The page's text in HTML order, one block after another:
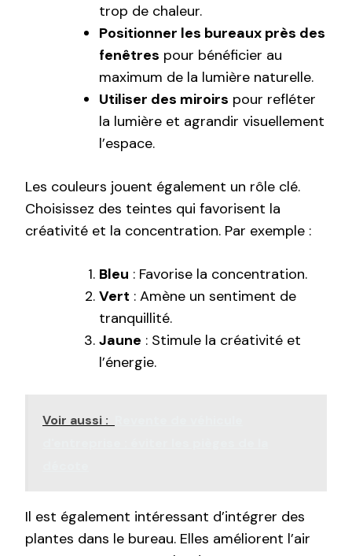
trop de chaleur.
Positionner les bureaux près des
fenêtres pour bénéficier au
maximum de la lumière naturelle.
Utiliser des miroirs pour refléter
la lumière et agrandir visuellement
l’espace.
Les couleurs jouent également un rôle clé.
Choisissez des teintes qui favorisent la
créativité et la concentration. Par exemple :
Bleu : Favorise la concentration.
Vert : Amène un sentiment de
tranquillité.
Jaune : Stimule la créativité et
l’énergie.
Voir aussi :
Il est également intéressant d’intégrer des
plantes dans le bureau. Elles améliorent l’air